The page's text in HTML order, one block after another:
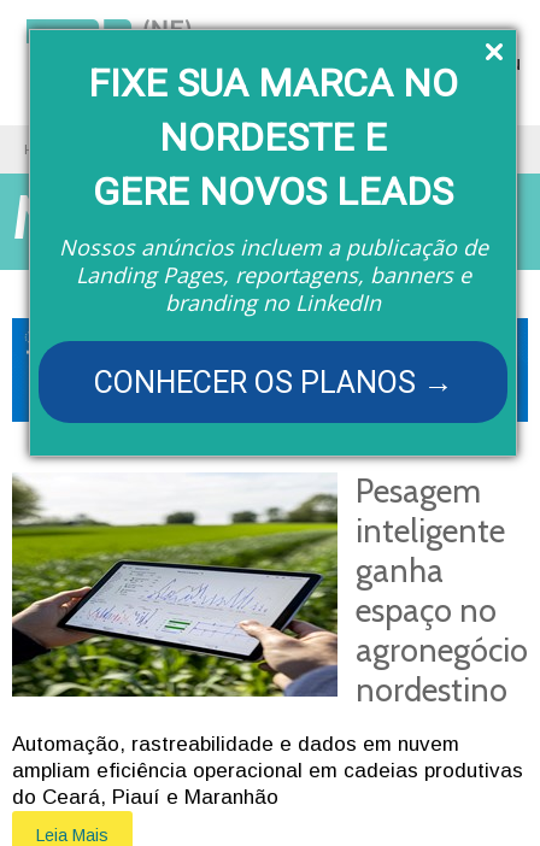
FIXE SUA MARCA NO
NORDESTE E
GERE NOVOS LEADS
Nossos anúncios incluem a publicação de
Landing Pages, reportagens, banners e
branding no LinkedIn
CONHECER OS PLANOS →
Menu
Home
Matérias
Pesagem
inteligente
ganha
espaço no
agronegócio
nordestino
Automação, rastreabilidade e dados em nuvem
ampliam eficiência operacional em cadeias produtivas
do Ceará, Piauí e Maranhão
Leia Mais